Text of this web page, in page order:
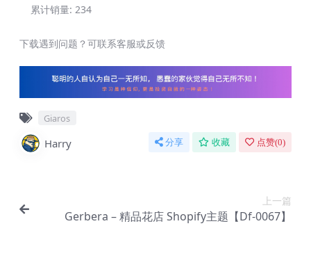
累计销量: 234
下载遇到问题？可联系客服或反馈
Giaros
Harry 分享 收藏 点赞(0)
上一篇
Gerbera – 精品花店 Shopify主题【Df-0067】